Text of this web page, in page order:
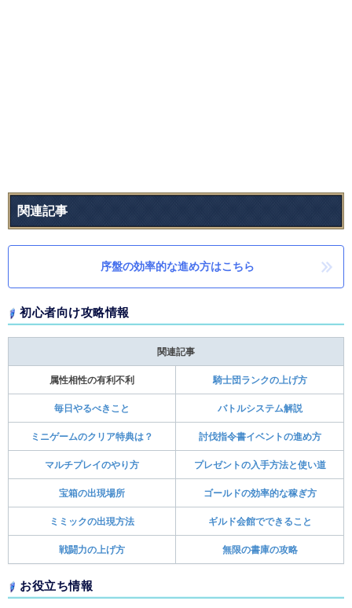
関連記事
序盤の効率的な進め方はこちら
初心者向け攻略情報
関連記事
属性相性の有利不利 騎士団ランクの上げ方
毎日やるべきこと バトルシステム解説
ミニゲームのクリア特典は？ 討伐指令書イベントの進め方
マルチプレイのやり方 プレゼントの入手方法と使い道
宝箱の出現場所 ゴールドの効率的な稼ぎ方
ミミックの出現方法 ギルド会館でできること
戦闘力の上げ方 無限の書庫の攻略
お役立ち情報